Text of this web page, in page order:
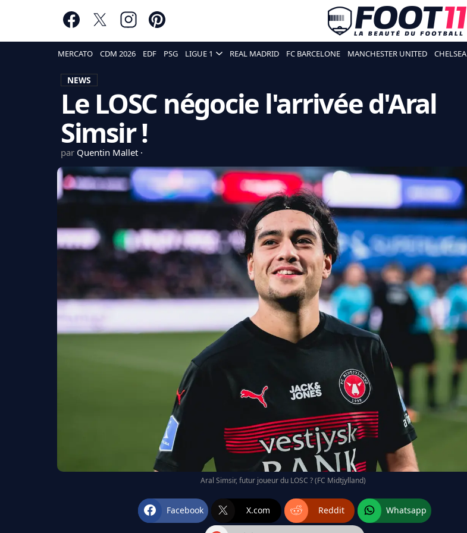
MERCATO CDM 2026 EDF PSG LIGUE 1 REAL MADRID FC BARCELONE MANCHESTER UNITED CHELSEA
NEWS
Le LOSC négocie l'arrivée d'Aral
Simsir !
par Quentin Mallet
Aral Simsir, futur joueur du LOSC ? (FC Midtjylland)
Facebook X.com Reddit Whatsapp